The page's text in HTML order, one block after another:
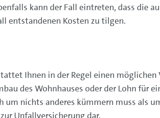
kann der Fall eintreten, dass die
entstandenen Kosten zu tilgen.
Ihnen in der Regel einen
des Wohnhauses oder der Lohn für
um nichts anderes kümmern muss als
Unfallversicherung dar.